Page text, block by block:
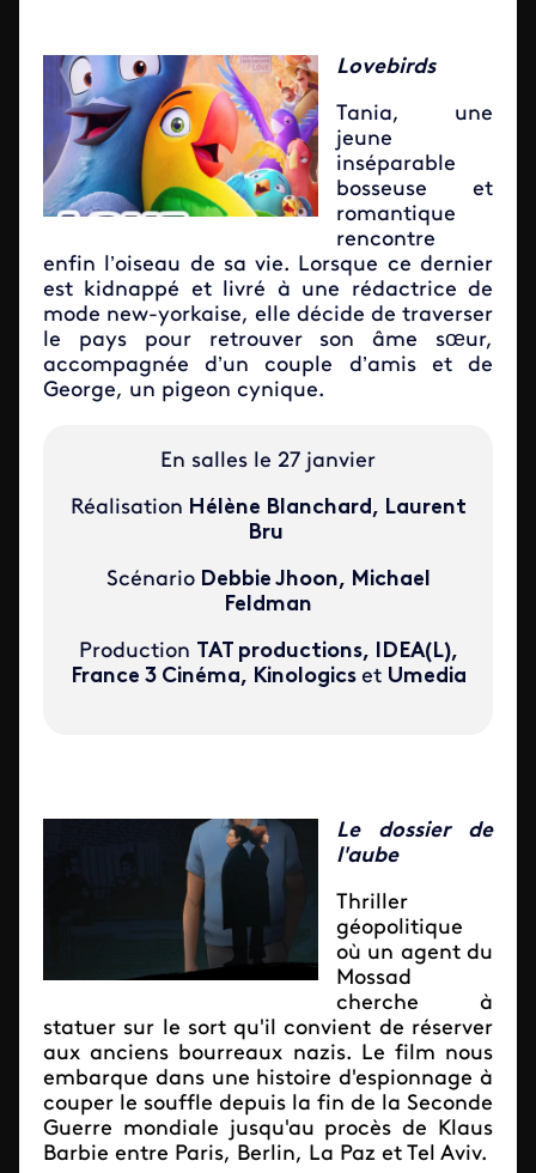
Lovebirds
Tania, une
jeune
inséparable
bosseuse et
romantique
rencontre
enfin l’oiseau de sa vie. Lorsque ce dernier
est kidnappé et livré à une rédactrice de
mode new-yorkaise, elle décide de traverser
le pays pour retrouver son âme sœur,
accompagnée d’un couple d’amis et de
George, un pigeon cynique.
En salles le 27 janvier
Réalisation Hélène Blanchard, Laurent
Bru
ScénarioDebbie Jhoon, Michael
Feldman
Production TAT productions, IDEA(L),
France 3 Cinéma, Kinologics et Umedia
Le dossier de
l'aube
Thriller
géopolitique
où un agent du
Mossad
cherche à
statuer sur le sort qu'il convient de réserver
aux anciens bourreaux nazis. Le film nous
embarque dans une histoire d'espionnage à
couper le souffle depuis la fin de la Seconde
Guerre mondiale jusqu'au procès de Klaus
Barbie entre Paris, Berlin, La Paz et Tel Aviv.